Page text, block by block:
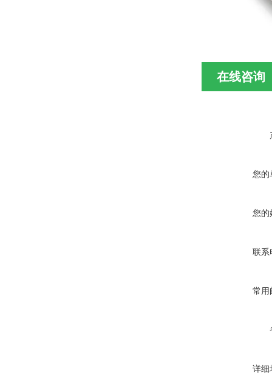
在线咨询
您的
您的
联系
常用
详细